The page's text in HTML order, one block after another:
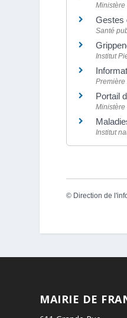
Ministère
Gestes
Santé
Institut
Première
Portail
Ministère
Institut
© Direction de
MAIRIE DE